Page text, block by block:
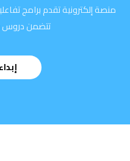
منصة إلكترونية تقدم برامج
تتضمن دروس